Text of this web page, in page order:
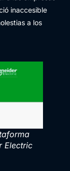
inaccesible
a los
Electric